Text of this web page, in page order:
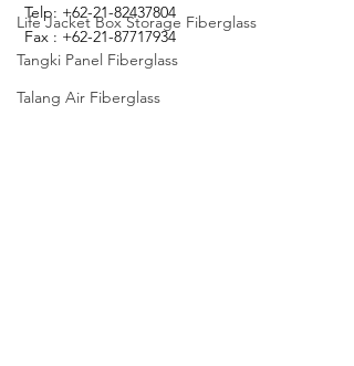
Life Jacket Box Storage Fiberglass
Tangki Panel Fiberglass
Talang Air Fiberglass
Telp: +62-21-82437804
Fax : +62-21-87717934